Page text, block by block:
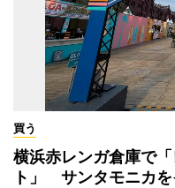
買う
横浜赤レンガ倉庫で
ト」 サンタモニカ